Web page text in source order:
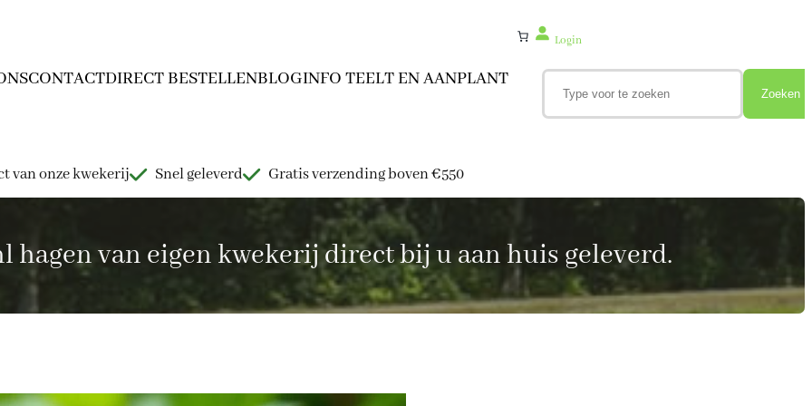
CONTACTDIRECT BESTELLENBLOGINFO TEELT EN AANPLANT
Login
Zoeken
van onze kwekerij Snel geleverd Gratis verzending boven €550
hagen van eigen kwekerij direct bij u aan huis geleverd.